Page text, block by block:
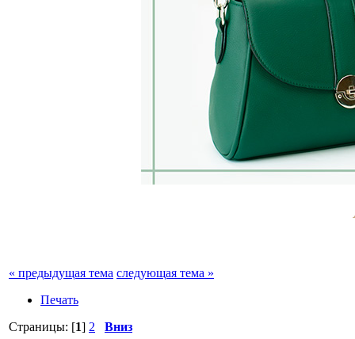
« предыдущая тема следующая тема »
Печать
Страницы: [1] 2 Вниз